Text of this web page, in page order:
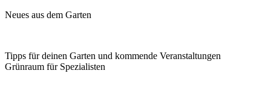
Neues aus dem Garten
Tipps für deinen Garten und kommende Veranstaltungen
Grünraum für Spezialisten